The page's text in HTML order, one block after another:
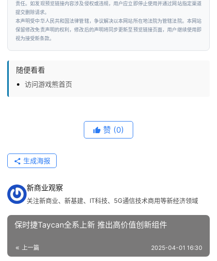
人
工
智
汽
行
业
讯
责任。如发现预览链接内容涉及侵权或违规，用户应立即停止使用并通过网站指定渠道
提交删除请求。
本声明受中华人民共和国法律管辖，争议解决以本网站所在地法院为管辖法院。本网站
保留修改免责声明的权利，修改后的声明将同步更新至预览链接页面，用户继续使用即
视为接受新条款。
随便看看
访问游戏熊首页
赞 (0)
生成海报
新商业观察
关注新商业、新基建、IT科技、5G通信技术商用等新经济领域
保时捷Taycan全系上新 推出高价值创新组件
上一篇 2025-04-01 16:30